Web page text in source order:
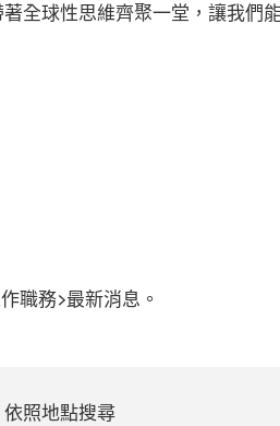
全球性思維齊聚一堂，讓我們
職務>最新消息。
依照地點搜尋